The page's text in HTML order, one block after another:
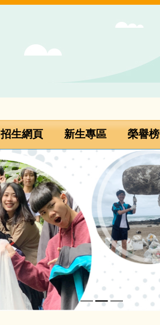
招生網頁 新生專區 榮譽榜